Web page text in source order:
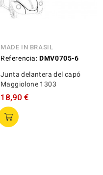
MADE IN BRASIL
Referencia: DMV0705-6
Junta delantera del capó
Maggiolone 1303
18,90 €